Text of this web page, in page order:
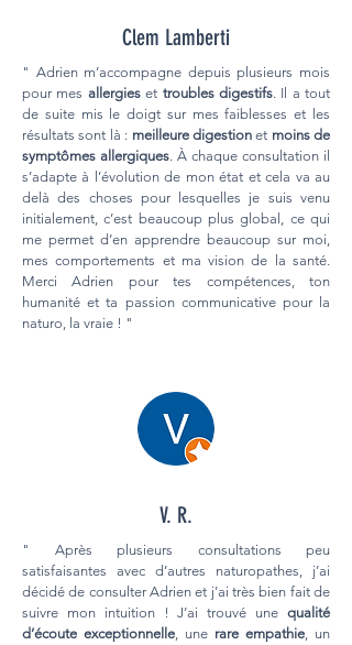
Clem Lamberti
" Adrien m’accompagne depuis plusieurs mois
pour mes allergieset troubles digestifs. Il a tout
de suite mis le doigt sur mes faiblesses et les
résultats sont là : meilleure digestionet moins de
symptômes allergiques. À chaque consultation il
s’adapte à l’évolution de mon état et cela va au
delà des choses pour lesquelles je suis venu
initialement, c’est beaucoup plus global, ce qui
me permet d’en apprendre beaucoup sur moi,
mes comportements et ma vision de la santé.
Merci Adrien pour tes compétences, ton
humanité et ta passion communicative pour la
naturo, la vraie ! "
V. R.
" Après plusieurs consultations peu
satisfaisantes avec d’autres naturopathes, j’ai
décidé de consulter Adrien et j’ai très bien fait de
suivre mon intuition ! J’ai trouvé une qualité
d’écoute exceptionnelle, une rare empathie, un